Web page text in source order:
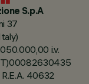
S.p.A
37
i.v.
40632